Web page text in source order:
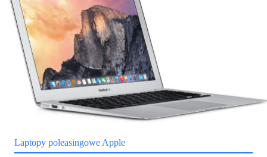
Laptopy poleasingowe Apple